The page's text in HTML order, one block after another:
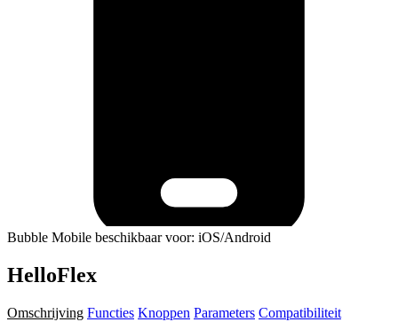
Bubble Mobile beschikbaar voor: iOS/Android
HelloFlex
Omschrijving Functies Knoppen Parameters Compatibiliteit